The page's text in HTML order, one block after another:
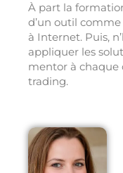
À part la
d’un outil
à Internet. Puis,
appliquer les
mentor à chaque
trading.